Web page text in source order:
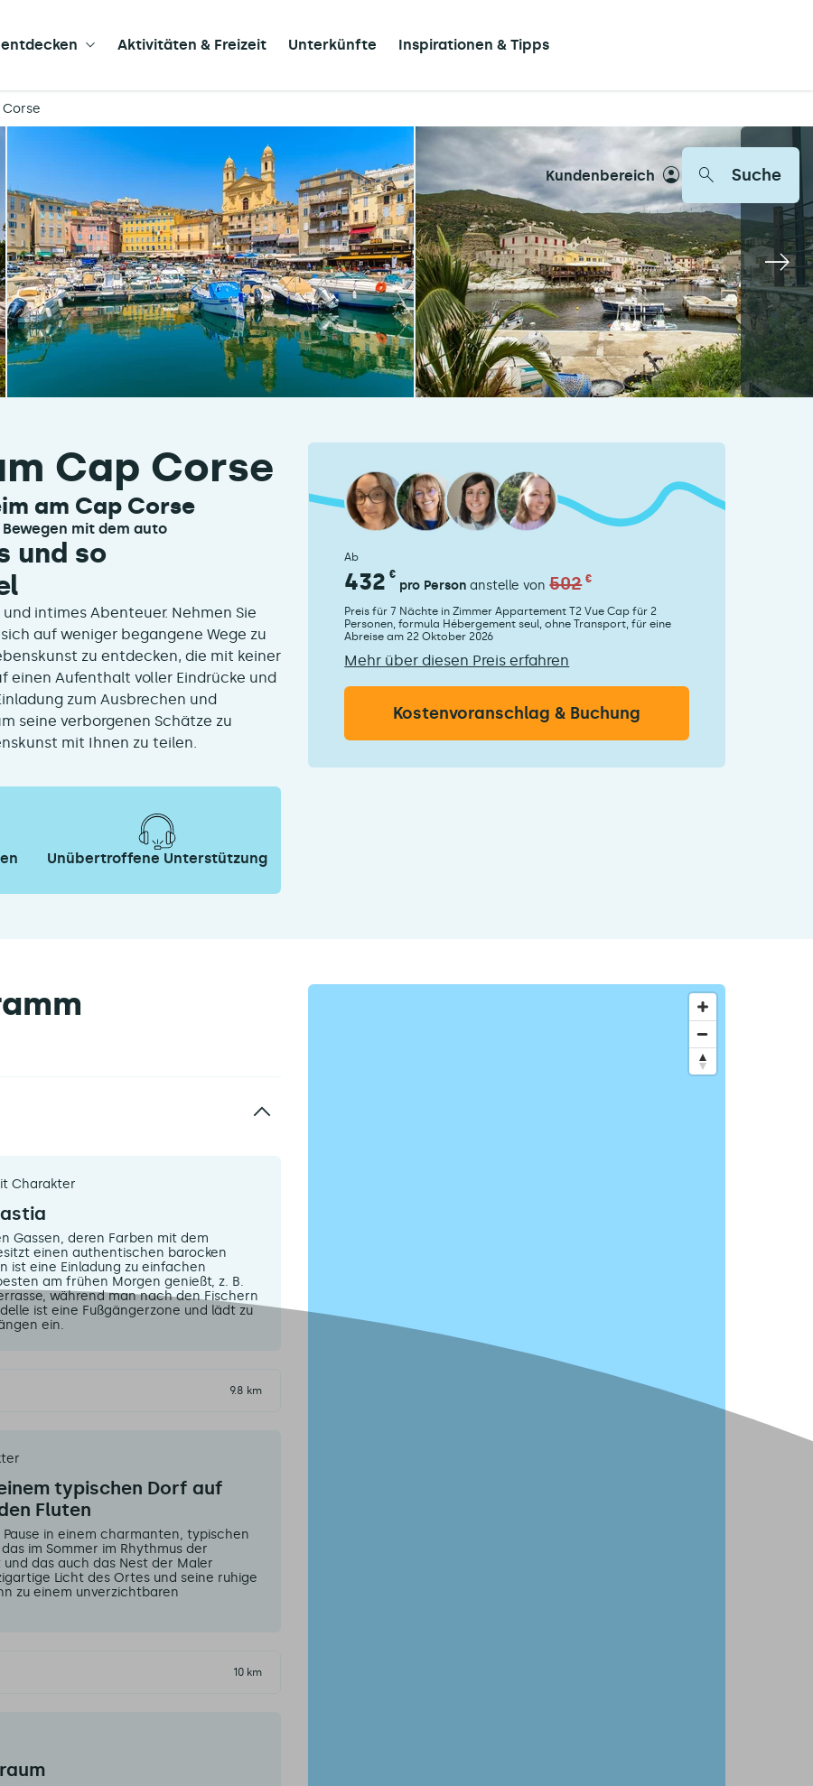
entdecken Aktivitäten & Freizeit Unterkünfte Inspirationen & Tipps
Kundenbereich Suche
Cap Corse
am Cap Corse
bewegen mit dem auto
und so
intimes Abenteuer. Nehmen Sie
auf weniger begangene Wege zu
zu entdecken, die mit keiner
einen Aufenthalt voller Eindrücke und
zum Ausbrechen und
seine verborgenen Schätze zu
mit Ihnen zu teilen.
Unübertroffene Unterstützung
Ab
432 €
pro Person anstelle von 502 €
Preis für 7 Nächte in Zimmer Appartement T2 Vue Cap für 2
Personen, formula Hébergement seul, ohne Transport, für eine
Abreise am 22 Oktober 2026
Mehr über diesen Preis erfahren
Kostenvoranschlag & Buchung
Charakter
Gassen, deren Farben mit dem
einen authentischen barocken
ist eine Einladung zu einfachen
am frühen Morgen genießt, z. B.
während man nach den Fischern
ist eine Fußgängerzone und lädt zu
ein.
9.8 km
typischen Dorf auf
Fluten
in einem charmanten, typischen
im Sommer im Rhythmus der
das auch das Nest der Maler
Licht des Ortes und seine ruhige
zu einem unverzichtbaren
10 km